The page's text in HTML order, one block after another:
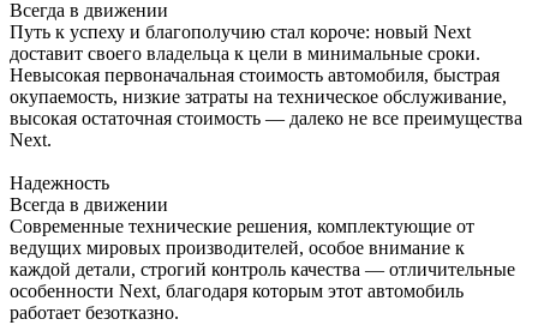
Всегда в движении
Путь к успеху и благополучию стал короче: новый Next
доставит своего владельца к цели в минимальные сроки.
Невысокая первоначальная стоимость автомобиля, быстрая
окупаемость, низкие затраты на техническое обслуживание,
высокая остаточная стоимость — далеко не все преимущества
Next.
Надежность
Всегда в движении
Современные технические решения, комплектующие от
ведущих мировых производителей, особое внимание к
каждой детали, строгий контроль качества — отличительные
особенности Next, благодаря которым этот автомобиль
работает безотказно.